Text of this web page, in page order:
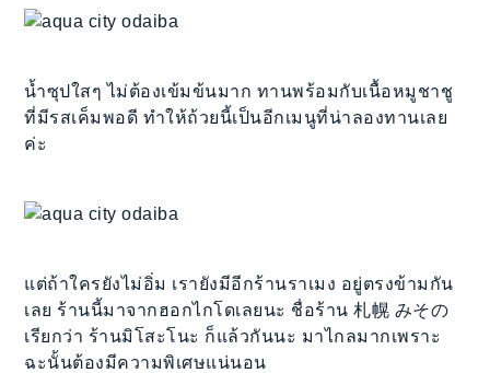
น้ำซุปใสๆ ไม่ต้องเข้มข้นมาก ทานพร้อมกับเนื้อหมูชาชู
ที่มีรสเค็มพอดี ทำให้ถ้วยนี้เป็นอีกเมนูที่น่าลองทานเลย
ค่ะ
แต่ถ้าใครยังไม่อิ่ม เรายังมีอีกร้านราเมง อยู่ตรงข้ามกัน
เลย ร้านนี้มาจากฮอกไกโดเลยนะ ชื่อร้าน 札幌 みその
เรียกว่า ร้านมิโสะโนะ ก็แล้วกันนะ มาไกลมากเพราะ
ฉะนั้นต้องมีความพิเศษแน่นอน